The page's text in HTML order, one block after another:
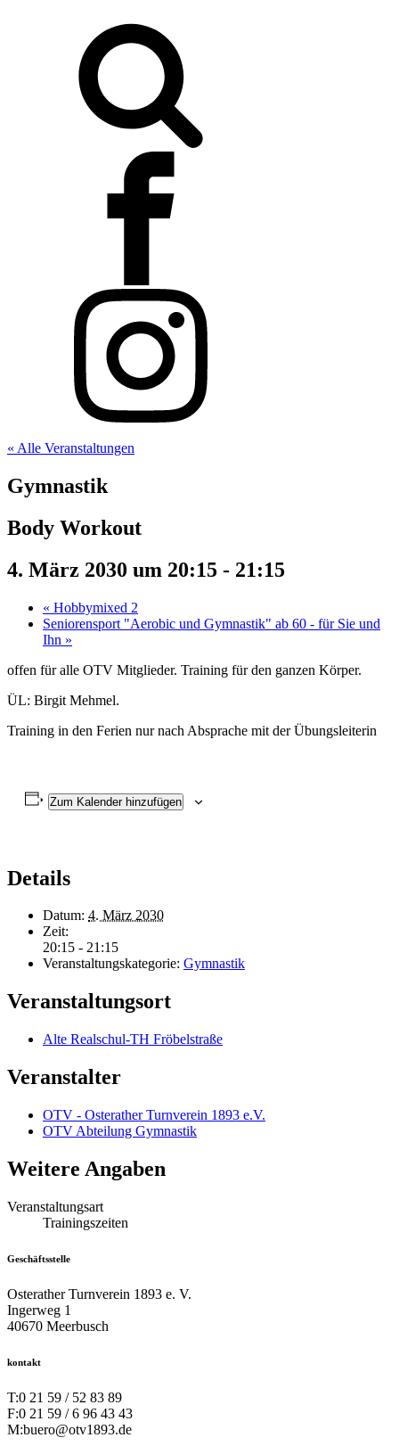
« Alle Veranstaltungen
Gymnastik
Body Workout
4. März 2030 um 20:15 - 21:15
« Hobbymixed 2
Seniorensport "Aerobic und Gymnastik" ab 60 - für Sie und
Ihn »
offen für alle OTV Mitglieder. Training für den ganzen Körper.
ÜL: Birgit Mehmel.
Training in den Ferien nur nach Absprache mit der Übungsleiterin
Zum Kalender hinzufügen
Details
Datum: 4. März 2030
Zeit:
20:15 - 21:15
Veranstaltungskategorie: Gymnastik
Veranstaltungsort
Alte Realschul-TH Fröbelstraße
Veranstalter
OTV - Osterather Turnverein 1893 e.V.
OTV Abteilung Gymnastik
Weitere Angaben
Veranstaltungsart
Trainingszeiten
Geschäftsstelle
Osterather Turnverein 1893 e. V.
Ingerweg 1
40670 Meerbusch
kontakt
T:0 21 59 / 52 83 89
F:0 21 59 / 6 96 43 43
M:buero@otv1893.de